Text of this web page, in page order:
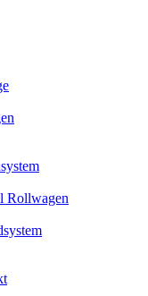
Rollwagen